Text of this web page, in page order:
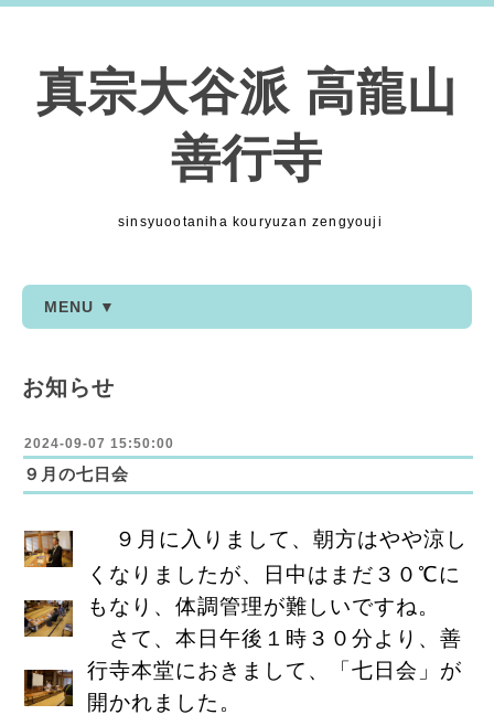
真宗大谷派 高龍山
善行寺
sinsyuootaniha kouryuzan zengyouji
MENU ▼
お知らせ
2024-09-07 15:50:00
９月の七日会
９月に入りまして、朝方はやや涼し
くなりましたが、日中はまだ３０℃に
もなり、体調管理が難しいですね。
さて、本日午後１時３０分より、善
行寺本堂におきまして、「七日会」が
開かれました。